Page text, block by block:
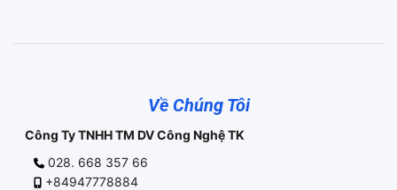
Về Chúng Tôi
Công Ty TNHH TM DV Công Nghệ TK
028. 668 357 66
+84947778884